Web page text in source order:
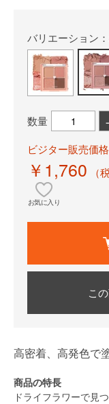
バリエーション
数量
ビジター販売価格
￥1,760 （
お気に入り
こ
高密着、高発色で
商品の特長
ドライフラワーで見